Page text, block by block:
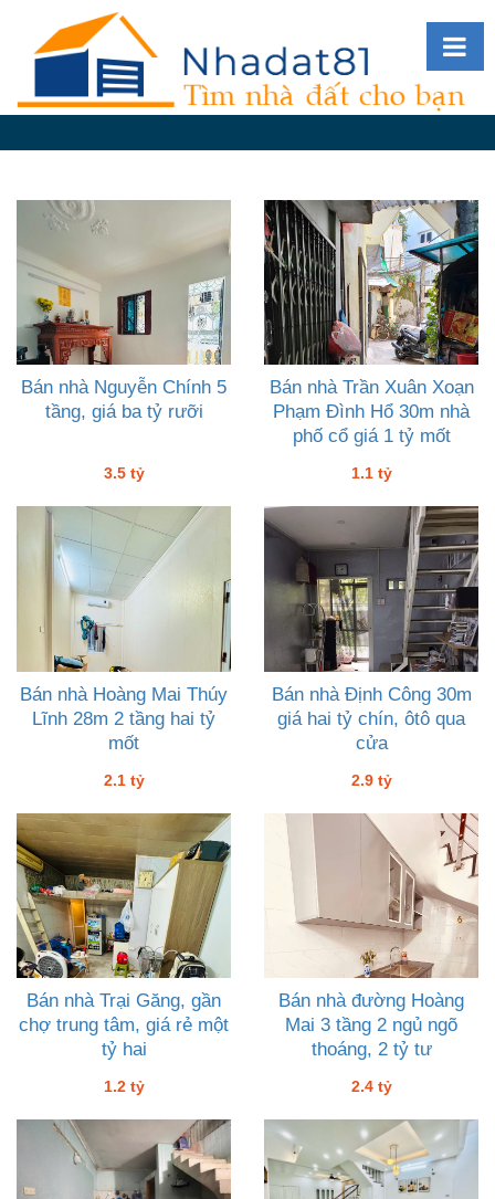
đàn
Giới
Tin
đất
videos
Tìm
kiếm
Đăng
Bán nhà Nguyễn Chính 5
tầng, giá ba tỷ rưỡi
3.5 tỷ
Bán nhà Trần Xuân Xoạn
Phạm Đình Hổ 30m nhà
phố cổ giá 1 tỷ mốt
1.1 tỷ
Bán nhà Hoàng Mai Thúy
Lĩnh 28m 2 tầng hai tỷ
mốt
2.1 tỷ
Bán nhà Định Công 30m
giá hai tỷ chín, ôtô qua
cửa
2.9 tỷ
Bán nhà Trại Găng, gần
chợ trung tâm, giá rẻ một
tỷ hai
1.2 tỷ
Bán nhà đường Hoàng
Mai 3 tầng 2 ngủ ngõ
thoáng, 2 tỷ tư
2.4 tỷ